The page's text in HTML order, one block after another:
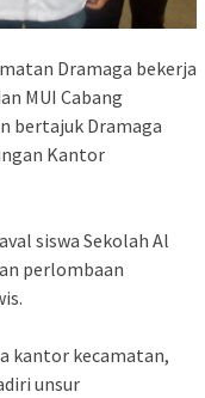
Dramaga bekerja
MUI Cabang
bertajuk Dramaga
Kantor
siswa Sekolah Al
perlombaan
kantor kecamatan,
unsur